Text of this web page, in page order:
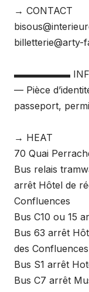
→ CONTACT
billetterie@arty-
▬▬▬▬▬▬
— Pièce
passeport,
→ HEAT
70 Quai
Bus relais
arrêt Hôtel de
Confluences
Bus C10 ou 15
Bus 63 arrêt
des Confluences
Bus S1 arrêt
Bus C7 arrêt